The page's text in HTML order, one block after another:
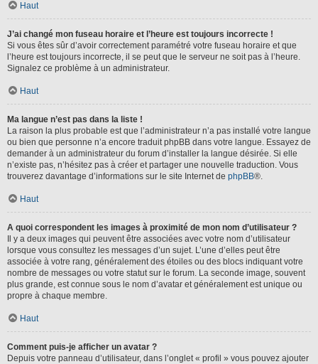
Haut
J’ai changé mon fuseau horaire et l’heure est toujours incorrecte !
Si vous êtes sûr d’avoir correctement paramétré votre fuseau horaire et que
l’heure est toujours incorrecte, il se peut que le serveur ne soit pas à l’heure.
Signalez ce problème à un administrateur.
Haut
Ma langue n’est pas dans la liste !
La raison la plus probable est que l’administrateur n’a pas installé votre langue
ou bien que personne n’a encore traduit phpBB dans votre langue. Essayez de
demander à un administrateur du forum d’installer la langue désirée. Si elle
n’existe pas, n’hésitez pas à créer et partager une nouvelle traduction. Vous
trouverez davantage d’informations sur le site Internet de phpBB®.
Haut
A quoi correspondent les images à proximité de mon nom d’utilisateur ?
Il y a deux images qui peuvent être associées avec votre nom d’utilisateur
lorsque vous consultez les messages d’un sujet. L’une d’elles peut être
associée à votre rang, généralement des étoiles ou des blocs indiquant votre
nombre de messages ou votre statut sur le forum. La seconde image, souvent
plus grande, est connue sous le nom d’avatar et généralement est unique ou
propre à chaque membre.
Haut
Comment puis-je afficher un avatar ?
Depuis votre panneau d’utilisateur, dans l’onglet « profil » vous pouvez ajouter